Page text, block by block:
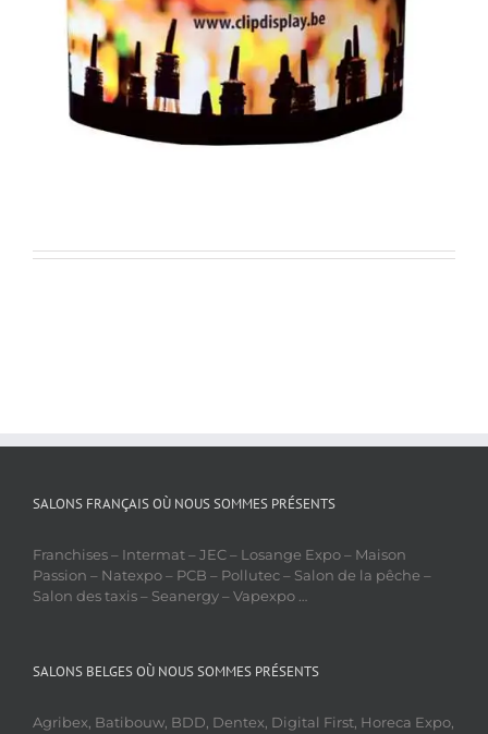
SALONS FRANÇAIS OÙ NOUS SOMMES PRÉSENTS
Franchises – Intermat – JEC – Losange Expo – Maison
Passion – Natexpo – PCB – Pollutec – Salon de la pêche –
Salon des taxis – Seanergy – Vapexpo …
SALONS BELGES OÙ NOUS SOMMES PRÉSENTS
Agribex, Batibouw, BDD, Dentex, Digital First, Horeca Expo,